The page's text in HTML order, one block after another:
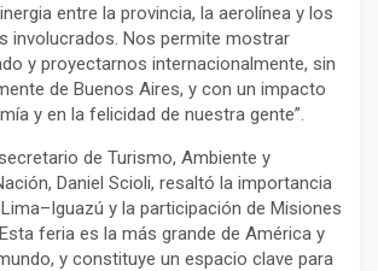
entre la provincia, la aerolínea y los
involucrados. Nos permite mostrar
y proyectarnos internacionalmente, sin
de Buenos Aires, y con un impacto
y en la felicidad de nuestra gente”.
de Turismo, Ambiente y
Daniel Scioli, resaltó la importancia
y la participación de Misiones
feria es la más grande de América y
y constituye un espacio clave para